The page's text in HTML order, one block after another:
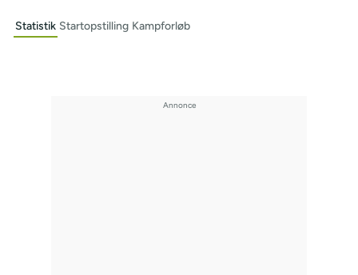
Statistik Startopstilling Kampforløb